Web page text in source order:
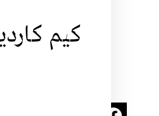
كيم